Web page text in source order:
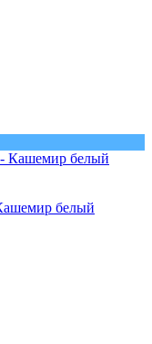
белый